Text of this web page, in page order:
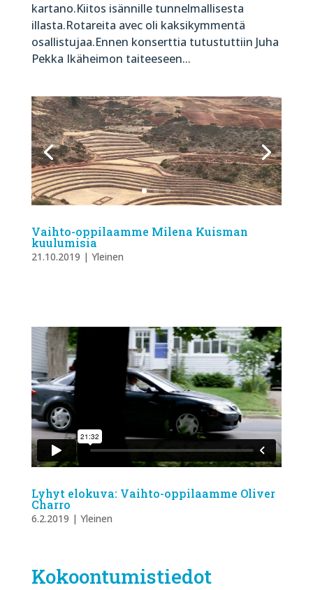
kartano.Kiitos isännille tunnelmallisesta
illasta.Rotareita avec oli kaksikymmentä
osallistujaa.Ennen konserttia tutustuttiin Juha
Pekka Ikäheimon taiteeseen...
Vaihto-oppilaamme Milena Kuisman
kuulumisia
21.10.2019 | Yleinen
Lyhyt elokuva: Vaihto-oppilaamme Oliver
Charro
6.2.2019 | Yleinen
Kokoontumistiedot